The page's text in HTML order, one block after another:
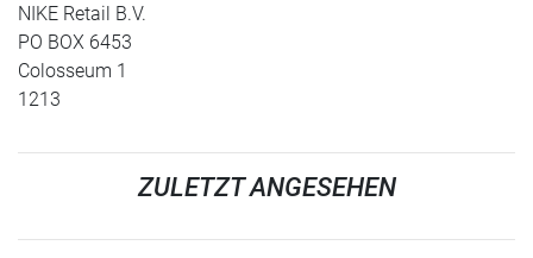
NIKE Retail B.V.
PO BOX 6453
Colosseum 1
1213
ZULETZT ANGESEHEN